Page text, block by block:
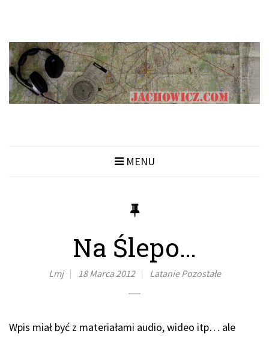
MENU
Na Ślepo…
Lmj 18 Marca 2012 Latanie Pozostałe
Wpis miał być z materiałami audio, wideo itp… ale